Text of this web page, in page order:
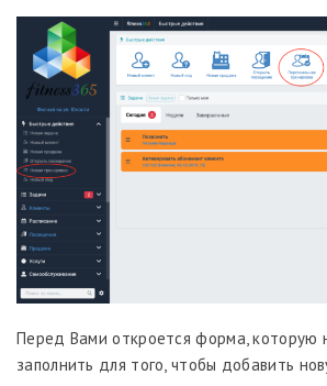
Перед Вами откроется форма, которую
заполнить для того, чтобы добавить